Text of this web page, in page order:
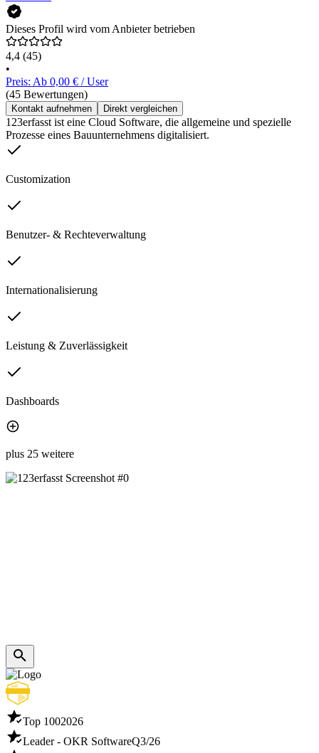
Dieses Profil wird vom Anbieter betrieben
4,4 (45)
•
Preis: Ab 0,00 € / User
(45 Bewertungen)
Kontakt aufnehmen Direkt vergleichen
123erfasst ist eine Cloud Software, die allgemeine und spezielle
Prozesse eines Bauunternehmens digitalisiert.
Customization
Benutzer- & Rechteverwaltung
Internationalisierung
Leistung & Zuverlässigkeit
Dashboards
plus 25 weitere
Top 1002026
Leader - OKR SoftwareQ3/26